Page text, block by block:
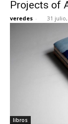
Projects of
veredes - 31 julio,
libros